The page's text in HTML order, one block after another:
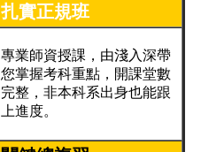
扎實正規班
專業師資授課，由淺入深帶
您掌握考科重點，開課堂數
完整，非本科系出身也能跟
上進度。